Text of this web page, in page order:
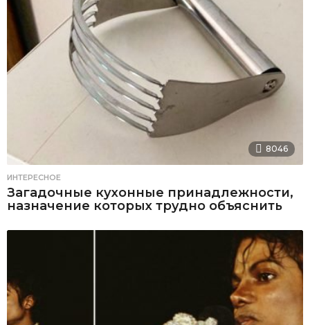
8046
ИНТЕРЕСНОЕ
Загадочные кухонные принадлежности,
назначение которых трудно объяснить